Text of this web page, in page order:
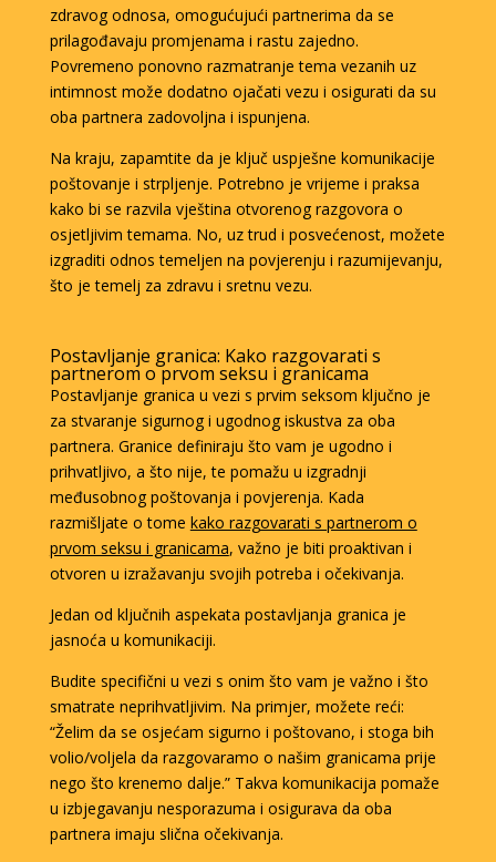
zdravog odnosa, omogućujući partnerima da se
prilagođavaju promjenama i rastu zajedno.
Povremeno ponovno razmatranje tema vezanih uz
intimnost može dodatno ojačati vezu i osigurati da su
oba partnera zadovoljna i ispunjena.
Na kraju, zapamtite da je ključ uspješne komunikacije
poštovanje i strpljenje. Potrebno je vrijeme i praksa
kako bi se razvila vještina otvorenog razgovora o
osjetljivim temama. No, uz trud i posvećenost, možete
izgraditi odnos temeljen na povjerenju i razumijevanju,
što je temelj za zdravu i sretnu vezu.
Postavljanje granica: Kako razgovarati s
partnerom o prvom seksu i granicama
Postavljanje granica u vezi s prvim seksom ključno je
za stvaranje sigurnog i ugodnog iskustva za oba
partnera. Granice definiraju što vam je ugodno i
prihvatljivo, a što nije, te pomažu u izgradnji
međusobnog poštovanja i povjerenja. Kada
razmišljate o tome kako razgovarati s partnerom o
prvom seksu i granicama, važno je biti proaktivan i
otvoren u izražavanju svojih potreba i očekivanja.
Jedan od ključnih aspekata postavljanja granica je
jasnoća u komunikaciji.
Budite specifični u vezi s onim što vam je važno i što
smatrate neprihvatljivim. Na primjer, možete reći:
“Želim da se osjećam sigurno i poštovano, i stoga bih
volio/voljela da razgovaramo o našim granicama prije
nego što krenemo dalje.” Takva komunikacija pomaže
u izbjegavanju nesporazuma i osigurava da oba
partnera imaju slična očekivanja.